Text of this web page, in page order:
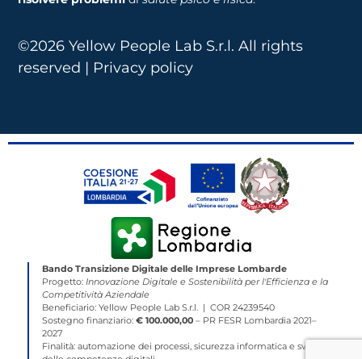
©2026 Yellow People Lab S.r.l. All rights
reserved | Privacy policy
Bando Transizione Digitale delle Imprese Lombarde
Progetto: Innovazione Digitale e Sostenibilità per l'Efficienza e la
Competitività Aziendale
Beneficiario: Yellow People Lab S.r.l. | COR 24239540
Sostegno finanziario: € 100.000,00 – PR FESR Lombardia 2021–
2027
Finalità: automazione dei processi, sicurezza informatica e sviluppo